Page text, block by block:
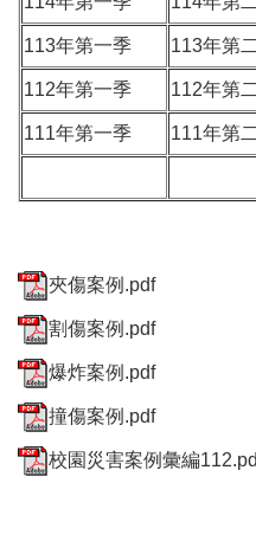
113年第一季 113年第
112年第一季 112年第
111年第一季 111年第
夾傷案例.pdf
割傷案例.pdf
爆炸案例.pdf
撞傷案例.pdf
校園災害案例彙編